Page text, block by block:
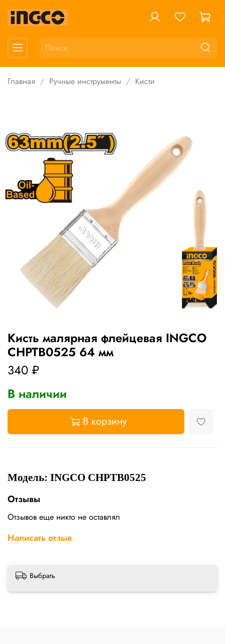
Главная Ручные инструменты Кисти
Кисть малярная флейцевая INGCO
CHPTB0525 64 мм
340 ₽
В наличии
В корзину
Модель: INGCO CHPTB0525
Отзывы
Отзывов еще никто не оставлял
Написать отзыв
Выбрать